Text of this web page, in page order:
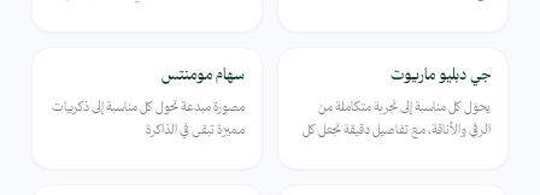
مميز
جي دبليو ماريوت
يحوّل كل مناسبة إلى تجربة متكاملة من
الرقي والأناقة، مع تفاصيل دقيقة تجعل كل
مميز
سهام مومنتس
مصورة مبدعة تحول كل مناسبة إلى ذكريات
مميزة تبقى في الذاكرة